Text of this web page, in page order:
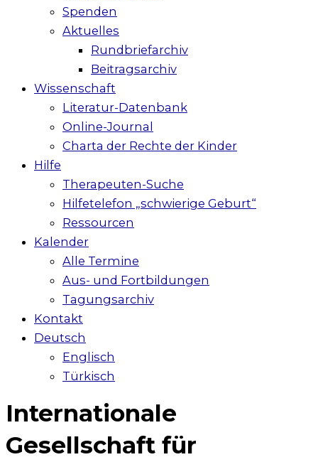
Spenden
Aktuelles
Rundbriefarchiv
Beitragsarchiv
Wissenschaft
Literatur-Datenbank
Online-Journal
Charta der Rechte der Kinder
Hilfe
Therapeuten-Suche
Hilfetelefon „schwierige Geburt“
Ressourcen
Kalender
Alle Termine
Aus- und Fortbildungen
Tagungsarchiv
Kontakt
Deutsch
Englisch
Türkisch
Internationale
Gesellschaft für